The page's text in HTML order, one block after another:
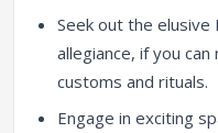
Seek out the
allegiance, if you
customs and rituals.
Engage in exciting